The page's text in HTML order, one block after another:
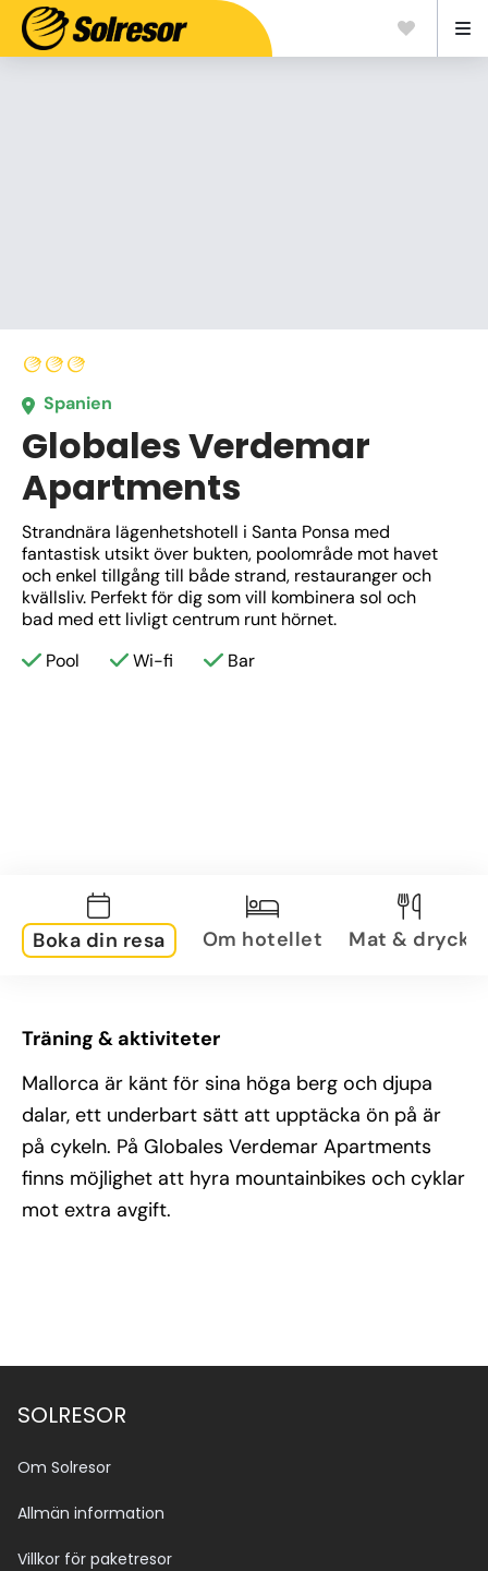
Spanien
Globales Verdemar
Apartments
Strandnära lägenhetshotell i Santa Ponsa med
fantastisk utsikt över bukten, poolområde mot havet
och enkel tillgång till både strand, restauranger och
kvällsliv. Perfekt för dig som vill kombinera sol och
bad med ett livligt centrum runt hörnet.
Pool
Wi-fi Bar
Boka din resa Om hotellet Mat & dryck
Träning & aktiviteter
Mallorca är känt för sina höga berg och djupa
dalar, ett underbart sätt att upptäcka ön på är
på cykeln. På Globales Verdemar Apartments
finns möjlighet att hyra mountainbikes och cyklar
mot extra avgift.
SOLRESOR
Om Solresor
Allmän information
Villkor för paketresor